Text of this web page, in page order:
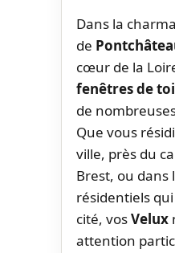
Dans la
de
cœur de la
fenêtres de
de
Que vous
ville, près du
Brest, ou dans
résidentiels
cité, vosVelux
attention